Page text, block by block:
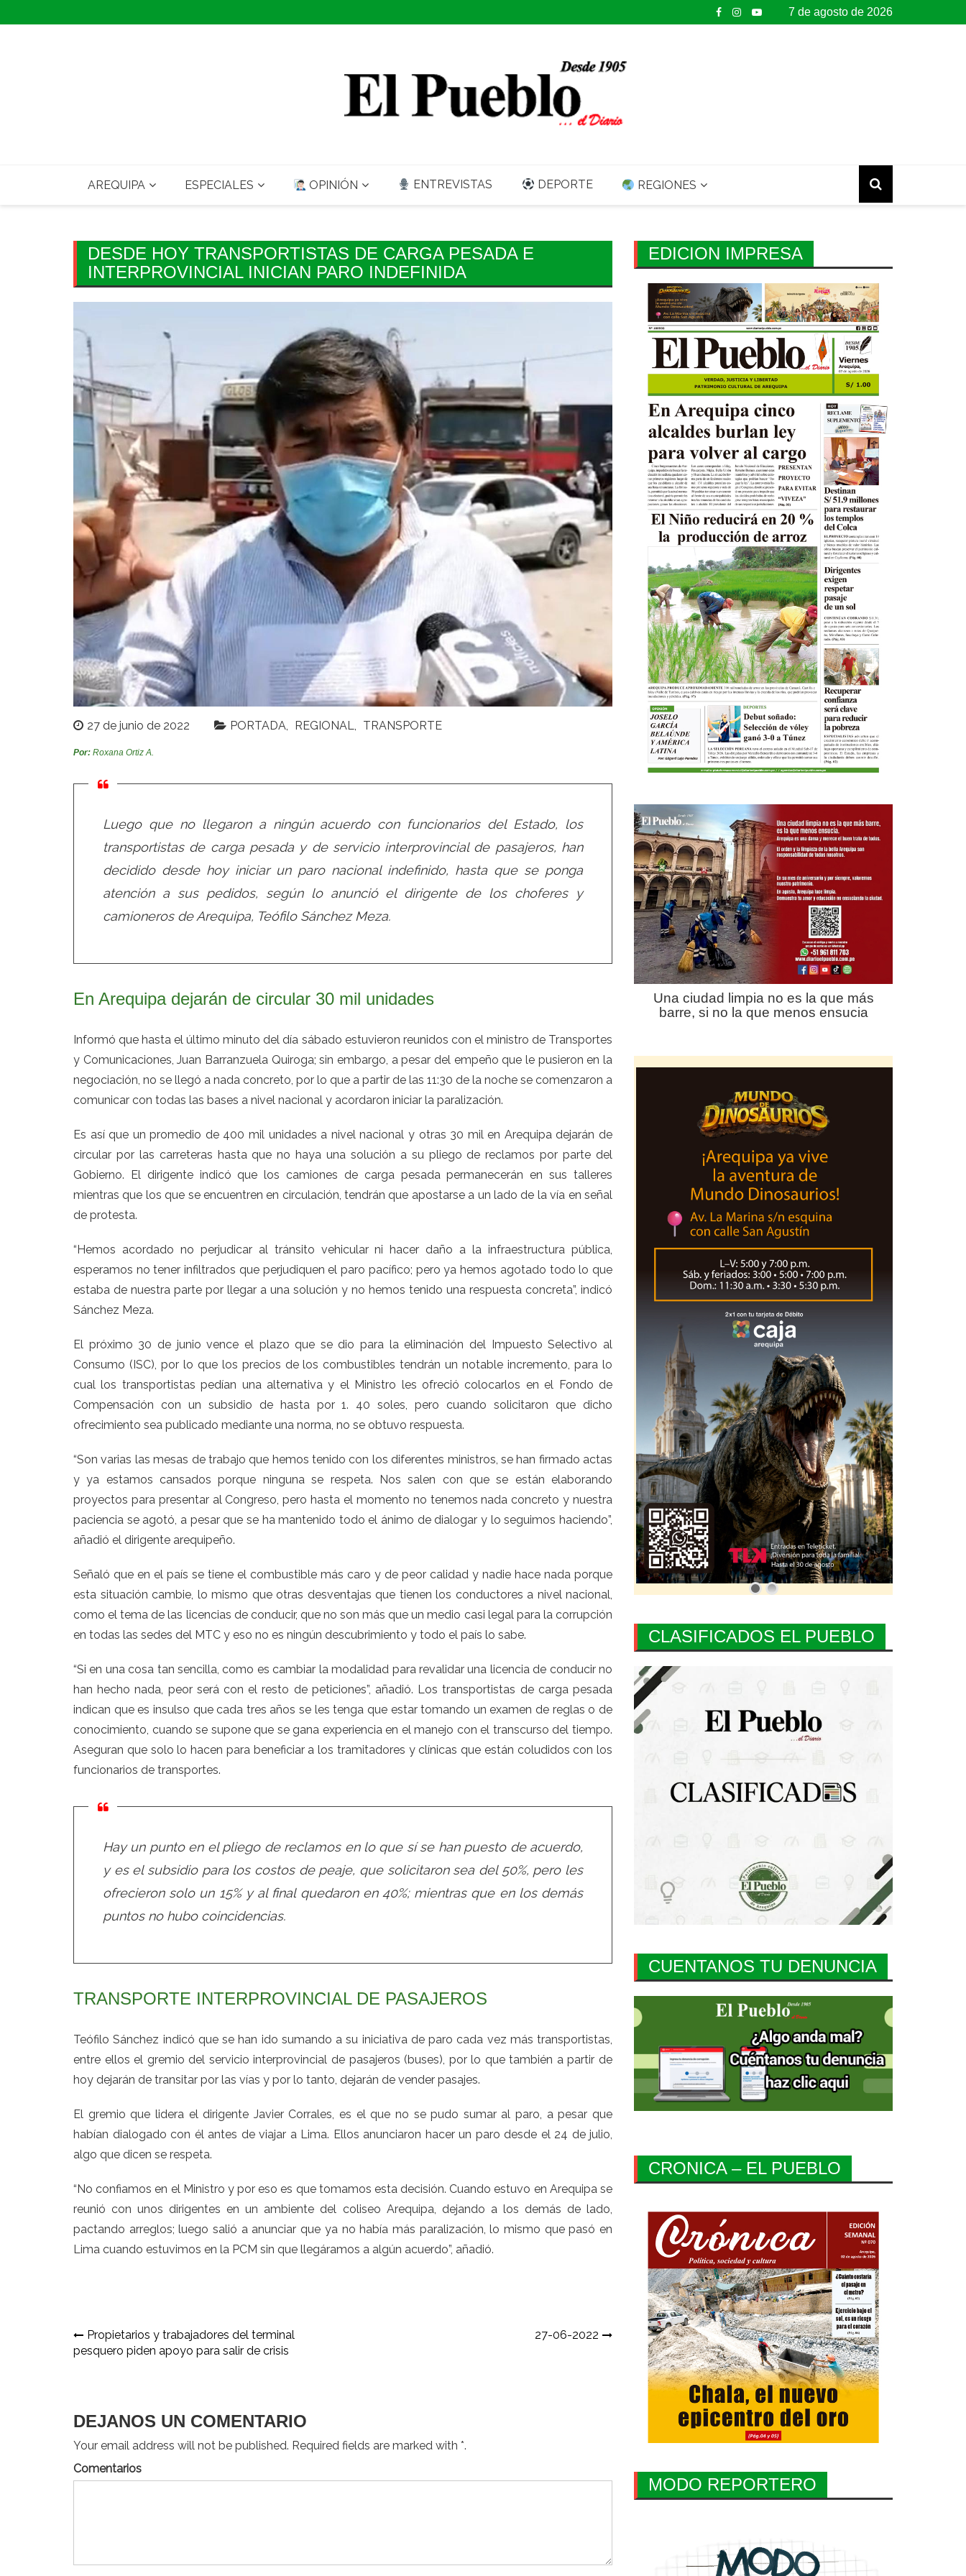
to
7 de agosto de 2026
AREQUIPA ESPECIALES OPINIÓN ENTREVISTAS DEPORTE REGIONES
DESDE HOY TRANSPORTISTAS DE CARGA PESADA E
INTERPROVINCIAL INICIAN PARO INDEFINIDA
27 de junio de 2022 PORTADA REGIONAL TRANSPORTE
Por: Roxana Ortiz A.
Luego que no llegaron a ningún acuerdo con funcionarios del Estado, los
transportistas de carga pesada y de servicio interprovincial de pasajeros, han
decidido desde hoy iniciar un paro nacional indefinido, hasta que se ponga
atención a sus pedidos, según lo anunció el dirigente de los choferes y
camioneros de Arequipa, Teófilo Sánchez Meza.
En Arequipa dejarán de circular 30 mil unidades
Informó que hasta el último minuto del día sábado estuvieron reunidos con el ministro de Transportes
y Comunicaciones, Juan Barranzuela Quiroga; sin embargo, a pesar del empeño que le pusieron en la
negociación, no se llegó a nada concreto, por lo que a partir de las 11:30 de la noche se comenzaron a
comunicar con todas las bases a nivel nacional y acordaron iniciar la paralización.
Es así que un promedio de 400 mil unidades a nivel nacional y otras 30 mil en Arequipa dejarán de
circular por las carreteras hasta que no haya una solución a su pliego de reclamos por parte del
Gobierno. El dirigente indicó que los camiones de carga pesada permanecerán en sus talleres
mientras que los que se encuentren en circulación, tendrán que apostarse a un lado de la vía en señal
de protesta.
“Hemos acordado no perjudicar al tránsito vehicular ni hacer daño a la infraestructura pública,
esperamos no tener infiltrados que perjudiquen el paro pacífico; pero ya hemos agotado todo lo que
estaba de nuestra parte por llegar a una solución y no hemos tenido una respuesta concreta”, indicó
Sánchez Meza.
El próximo 30 de junio vence el plazo que se dio para la eliminación del Impuesto Selectivo al
Consumo (ISC), por lo que los precios de los combustibles tendrán un notable incremento, para lo
cual los transportistas pedían una alternativa y el Ministro les ofreció colocarlos en el Fondo de
Compensación con un subsidio de hasta por 1. 40 soles, pero cuando solicitaron que dicho
ofrecimiento sea publicado mediante una norma, no se obtuvo respuesta.
“Son varias las mesas de trabajo que hemos tenido con los diferentes ministros, se han firmado actas
y ya estamos cansados porque ninguna se respeta. Nos salen con que se están elaborando
proyectos para presentar al Congreso, pero hasta el momento no tenemos nada concreto y nuestra
paciencia se agotó, a pesar que se ha mantenido todo el ánimo de dialogar y lo seguimos haciendo”,
añadió el dirigente arequipeño.
Señaló que en el país se tiene el combustible más caro y de peor calidad y nadie hace nada porque
esta situación cambie, lo mismo que otras desventajas que tienen los conductores a nivel nacional,
como el tema de las licencias de conducir, que no son más que un medio casi legal para la corrupción
en todas las sedes del MTC y eso no es ningún descubrimiento y todo el país lo sabe.
“Si en una cosa tan sencilla, como es cambiar la modalidad para revalidar una licencia de conducir no
han hecho nada, peor será con el resto de peticiones”, añadió. Los transportistas de carga pesada
indican que es insulso que cada tres años se les tenga que estar tomando un examen de reglas o de
conocimiento, cuando se supone que se gana experiencia en el manejo con el transcurso del tiempo.
Aseguran que solo lo hacen para beneficiar a los tramitadores y clínicas que están coludidos con los
funcionarios de transportes.
Hay un punto en el pliego de reclamos en lo que sí se han puesto de acuerdo,
y es el subsidio para los costos de peaje, que solicitaron sea del 50%, pero les
ofrecieron solo un 15% y al final quedaron en 40%; mientras que en los demás
puntos no hubo coincidencias.
TRANSPORTE INTERPROVINCIAL DE PASAJEROS
Teófilo Sánchez indicó que se han ido sumando a su iniciativa de paro cada vez más transportistas,
entre ellos el gremio del servicio interprovincial de pasajeros (buses), por lo que también a partir de
hoy dejarán de transitar por las vías y por lo tanto, dejarán de vender pasajes.
El gremio que lidera el dirigente Javier Corrales, es el que no se pudo sumar al paro, a pesar que
habían dialogado con él antes de viajar a Lima. Ellos anunciaron hacer un paro desde el 24 de julio,
algo que dicen se respeta.
“No confiamos en el Ministro y por eso es que tomamos esta decisión. Cuando estuvo en Arequipa se
reunió con unos dirigentes en un ambiente del coliseo Arequipa, dejando a los demás de lado,
pactando arreglos; luego salió a anunciar que ya no había más paralización, lo mismo que pasó en
Lima cuando estuvimos en la PCM sin que llegáramos a algún acuerdo”, añadió.
Navegación
de
Propietarios y trabajadores del terminal
pesquero piden apoyo para salir de crisis
27-06-2022
DEJANOS UN COMENTARIO
Your email address will not be published. Required fields are marked with *.
Comentarios
EDICION IMPRESA
Una ciudad limpia no es la que más
barre, si no la que menos ensucia
CLASIFICADOS EL PUEBLO
CUENTANOS TU DENUNCIA
CRONICA – EL PUEBLO
MODO REPORTERO